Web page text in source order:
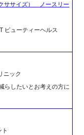
ササイズ） ノースリー
ビューティーヘルス
ニック
らしたいとお考えの方に